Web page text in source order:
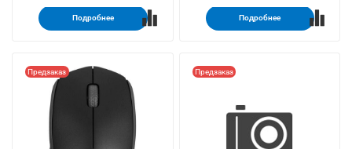
Подробнее Подробнее
Предзаказ Предзаказ